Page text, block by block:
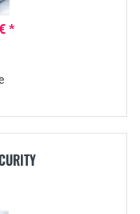
*